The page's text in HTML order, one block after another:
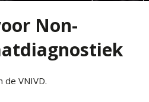
Non-
de VNIVD.